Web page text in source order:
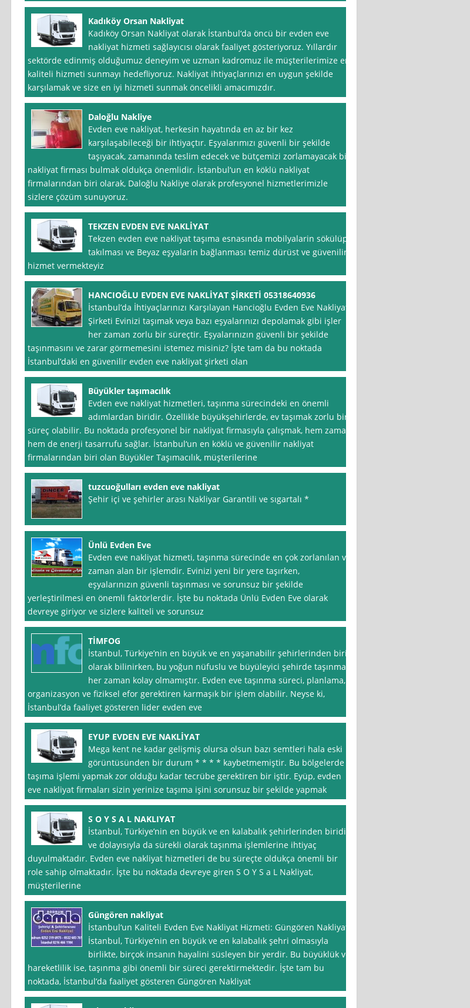
Kadıköy Orsan Nakliyat
Kadıköy Orsan Nakliyat olarak İstanbul‘da öncü bir evden eve
nakliyat hizmeti sağlayıcısı olarak faaliyet gösteriyoruz. Yıllardır
sektörde edinmiş olduğumuz deneyim ve uzman kadromuz ile müşterilerimize en
kaliteli hizmeti sunmayı hedefliyoruz. Nakliyat ihtiyaçlarınızı en uygun şekilde
karşılamak ve size en iyi hizmeti sunmak öncelikli amacımızdır.
Daloğlu Nakliye
Evden eve nakliyat, herkesin hayatında en az bir kez
karşılaşabileceği bir ihtiyaçtır. Eşyalarımızı güvenli bir şekilde
taşıyacak, zamanında teslim edecek ve bütçemizi zorlamayacak bir
nakliyat firması bulmak oldukça önemlidir. İstanbul‘un en köklü nakliyat
firmalarından biri olarak, Daloğlu Nakliye olarak profesyonel hizmetlerimizle
sizlere çözüm sunuyoruz.
TEKZEN EVDEN EVE NAKLİYAT
Tekzen evden eve nakliyat taşıma esnasında mobilyalarin sökülüp
takılması ve Beyaz eşyalarin bağlanması temiz dürüst ve güvenilir
hizmet vermekteyiz
HANCIOĞLU EVDEN EVE NAKLİYAT ŞİRKETİ 05318640936
İstanbul’da İhtiyaçlarınızı Karşılayan Hancioğlu Evden Eve Nakliyat
Şirketi Evinizi taşımak veya bazı eşyalarınızı depolamak gibi işler
her zaman zorlu bir süreçtir. Eşyalarınızın güvenli bir şekilde
taşınmasını ve zarar görmemesini istemez misiniz? İşte tam da bu noktada
İstanbul’daki en güvenilir evden eve nakliyat şirketi olan
Büyükler taşımacılık
Evden eve nakliyat hizmetleri, taşınma sürecindeki en önemli
adımlardan biridir. Özellikle büyükşehirlerde, ev taşımak zorlu bir
süreç olabilir. Bu noktada profesyonel bir nakliyat firmasıyla çalışmak, hem zaman
hem de enerji tasarrufu sağlar. İstanbul‘un en köklü ve güvenilir nakliyat
firmalarından biri olan Büyükler Taşımacılık, müşterilerine
tuzcuoğulları evden eve nakliyat
Şehir içi ve şehirler arası Nakliyar Garantili ve sıgartalı *
Ünlü Evden Eve
Evden eve nakliyat hizmeti, taşınma sürecinde en çok zorlanılan ve
zaman alan bir işlemdir. Evinizi yeni bir yere taşırken,
eşyalarınızın güvenli taşınması ve sorunsuz bir şekilde
yerleştirilmesi en önemli faktörlerdir. İşte bu noktada Ünlü Evden Eve olarak
devreye giriyor ve sizlere kaliteli ve sorunsuz
TİMFOG
İstanbul, Türkiye’nin en büyük ve en yaşanabilir şehirlerinden biri
olarak bilinirken, bu yoğun nüfuslu ve büyüleyici şehirde taşınmak
her zaman kolay olmamıştır. Evden eve taşınma süreci, planlama,
organizasyon ve fiziksel efor gerektiren karmaşık bir işlem olabilir. Neyse ki,
İstanbul’da faaliyet gösteren lider evden eve
EYUP EVDEN EVE NAKLİYAT
Mega kent ne kadar gelişmiş olursa olsun bazı semtleri hala eski
görüntüsünden bir durum * * * * kaybetmemiştir. Bu bölgelerde
taşıma işlemi yapmak zor olduğu kadar tecrübe gerektiren bir iştir. Eyüp, evden
eve nakliyat firmaları sizin yerinize taşıma işini sorunsuz bir şekilde yapmak
S O Y S A L NAKLIYAT
İstanbul, Türkiye’nin en büyük ve en kalabalık şehirlerinden biridir
ve dolayısıyla da sürekli olarak taşınma işlemlerine ihtiyaç
duyulmaktadır. Evden eve nakliyat hizmetleri de bu süreçte oldukça önemli bir
role sahip olmaktadır. İşte bu noktada devreye giren S O Y S a L Nakliyat,
müşterilerine
Güngören nakliyat
İstanbul‘un Kaliteli Evden Eve Nakliyat Hizmeti: Güngören Nakliyat
İstanbul, Türkiye’nin en büyük ve en kalabalık şehri olmasıyla
birlikte, birçok insanın hayalini süsleyen bir yerdir. Bu büyüklük ve
hareketlilik ise, taşınma gibi önemli bir süreci gerektirmektedir. İşte tam bu
noktada, İstanbul’da faaliyet gösteren Güngören Nakliyat